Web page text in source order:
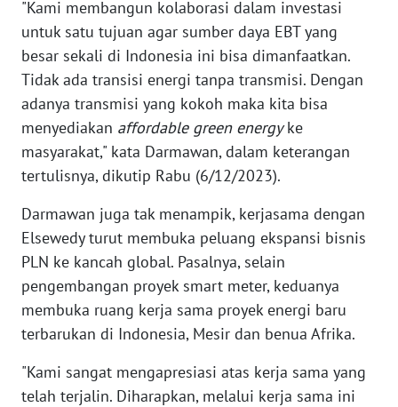
"Kami membangun kolaborasi dalam investasi
untuk satu tujuan agar sumber daya EBT yang
besar sekali di Indonesia ini bisa dimanfaatkan.
Tidak ada transisi energi tanpa transmisi. Dengan
adanya transmisi yang kokoh maka kita bisa
menyediakan affordable green energyke
masyarakat," kata Darmawan, dalam keterangan
tertulisnya, dikutip Rabu (6/12/2023).
Darmawan juga tak menampik, kerjasama dengan
Elsewedy turut membuka peluang ekspansi bisnis
PLN ke kancah global. Pasalnya, selain
pengembangan proyek smart meter, keduanya
membuka ruang kerja sama proyek energi baru
terbarukan di Indonesia, Mesir dan benua Afrika.
"Kami sangat mengapresiasi atas kerja sama yang
telah terjalin. Diharapkan, melalui kerja sama ini
SERAMBI
WN
JAMBI
WN
SULTRA
NTB
WN
SULTENG
SULBAR
WN